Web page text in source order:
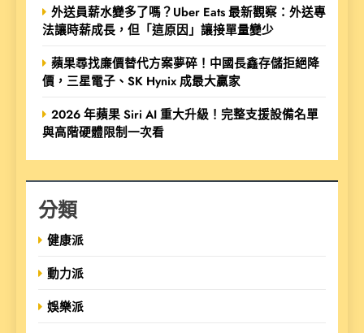
外送員薪水變多了嗎？Uber Eats 最新觀察：外送專
法讓時薪成長，但「這原因」讓接單量變少
蘋果尋找廉價替代方案夢碎！中國長鑫存儲拒絕降
價，三星電子、SK Hynix 成最大贏家
2026 年蘋果 Siri AI 重大升級！完整支援設備名單
與高階硬體限制一次看
分類
健康派
動力派
娛樂派